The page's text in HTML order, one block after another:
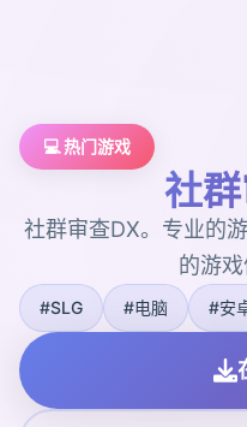
💻 热门游戏
社
社群审查DX。专业的
的游戏
#SLG #电脑 #安